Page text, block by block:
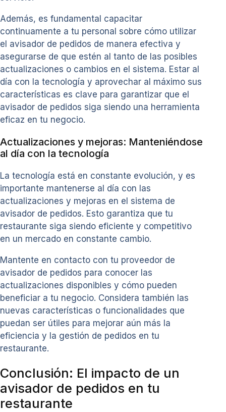
Además, es fundamental capacitar
continuamente a tu personal sobre cómo utilizar
el avisador de pedidos de manera efectiva y
asegurarse de que estén al tanto de las posibles
actualizaciones o cambios en el sistema. Estar al
día con la tecnología y aprovechar al máximo sus
características es clave para garantizar que el
avisador de pedidos siga siendo una herramienta
eficaz en tu negocio.
Actualizaciones y mejoras: Manteniéndose
al día con la tecnología
La tecnología está en constante evolución, y es
importante mantenerse al día con las
actualizaciones y mejoras en el sistema de
avisador de pedidos. Esto garantiza que tu
restaurante siga siendo eficiente y competitivo
en un mercado en constante cambio.
Mantente en contacto con tu proveedor de
avisador de pedidos para conocer las
actualizaciones disponibles y cómo pueden
beneficiar a tu negocio. Considera también las
nuevas características o funcionalidades que
puedan ser útiles para mejorar aún más la
eficiencia y la gestión de pedidos en tu
restaurante.
Conclusión: El impacto de un
avisador de pedidos en tu
restaurante